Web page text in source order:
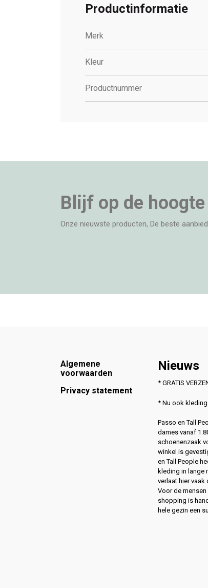
Productinformatie
Merk
Kleur
Productnummer
Blijf op de hoogte
Onze nieuwste producten, De beste
Footer
Algemene
voorwaarden
Privacy statement
Nieuws
* GRATIS
* Nu ook
Passo en Tall
dames vanaf
schoenenzaak
winkel is
en Tall People
kleding in lange
verlaat hier
Voor de
shopping is
hele gezin een